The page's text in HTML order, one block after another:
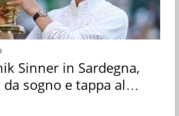
Sinner in Sardegna,
sogno e tappa al